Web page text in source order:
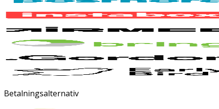
Betalningsalternativ